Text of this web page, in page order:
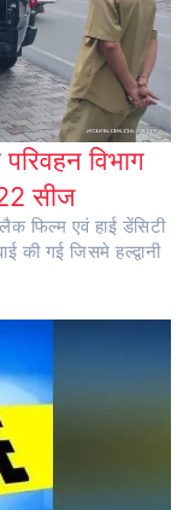
विभाग
सीज
फिल्म एवं हाई डेंसिटी
की गई जिसमे हल्द्वानी